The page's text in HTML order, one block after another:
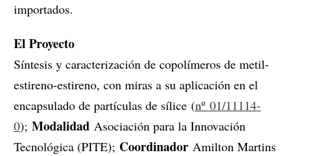
importados.
El Proyecto
Síntesis y caracterización de copolímeros de metil-
estireno-estireno, con miras a su aplicación en el
encapsulado de partículas de sílice (nº 01/11114-
0); Modalidad Asociación para la Innovación
Tecnológica (PITE); Coordinador Amilton Martins